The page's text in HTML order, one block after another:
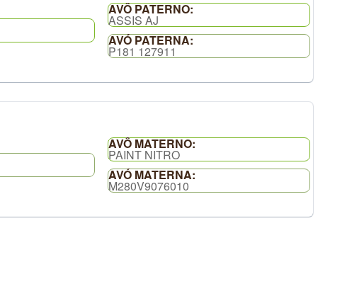
AVÔ PATERNO:
ASSIS AJ
AVÓ PATERNA:
P181 127911
AVÔ MATERNO:
PAINT NITRO
AVÓ MATERNA:
M280V9076010